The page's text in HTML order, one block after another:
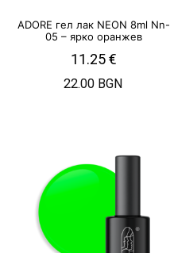
ADORE гел лак NEON 8ml Nn-
05 – ярко оранжев
11.25€
22.00 BGN